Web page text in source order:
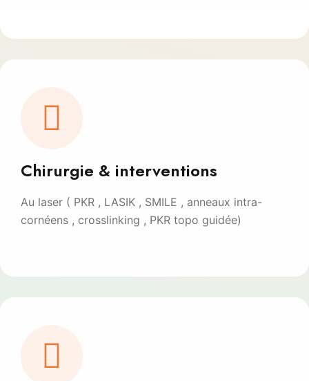
Chirurgie & interventions
Au laser ( PKR , LASIK , SMILE , anneaux intra-
cornéens , crosslinking , PKR topo guidée)